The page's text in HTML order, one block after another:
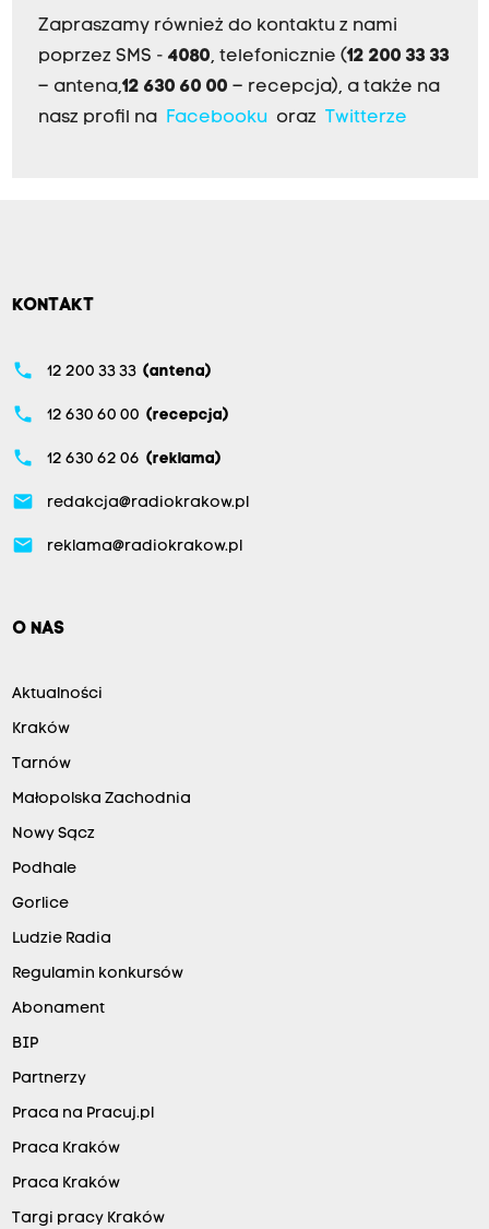
Zapraszamy również do kontaktu z nami
poprzez SMS - 4080, telefonicznie (12 200 33 33
– antena,12 630 60 00 – recepcja), a także na
nasz profil na Facebookuoraz Twitterze
KONTAKT
phone 12 200 33 33 (antena)
phone 12 630 60 00 (recepcja)
phone 12 630 62 06 (reklama)
email redakcja@radiokrakow.pl
email reklama@radiokrakow.pl
O NAS
Aktualności
Kraków
Tarnów
Małopolska Zachodnia
Nowy Sącz
Podhale
Gorlice
Ludzie Radia
Regulamin konkursów
Abonament
BIP
Partnerzy
Praca na Pracuj.pl
Praca Kraków
Praca Kraków
Targi pracy Kraków